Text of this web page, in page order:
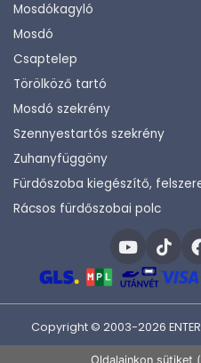
Mosdókagyló
Mosdó
Csaptelep
Törölköző tartó
Mosdó szekrény
Szennyestartós szekrény
Zuhanyfüggöny
Fürdőszoba kiegészítő,
Rácsos fürdőszobai polc
Copyright © 2003-2026
Oldalainkon sütiket